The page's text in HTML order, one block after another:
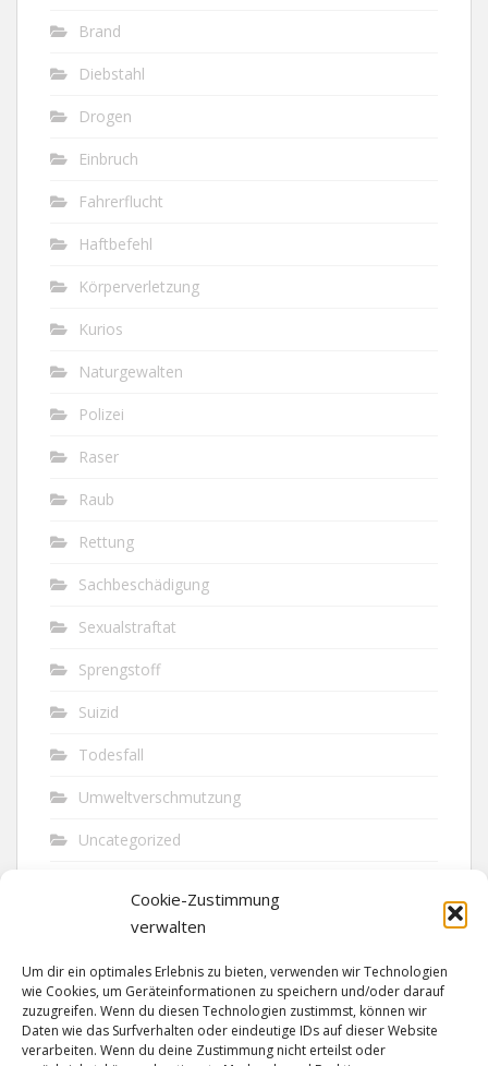
Cookie-Zustimmung
verwalten
Um dir ein optimales Erlebnis zu bieten, verwenden wir Technologien
wie Cookies, um Geräteinformationen zu speichern und/oder darauf
zuzugreifen. Wenn du diesen Technologien zustimmst, können wir
Daten wie das Surfverhalten oder eindeutige IDs auf dieser Website
verarbeiten. Wenn du deine Zustimmung nicht erteilst oder
Brand
Diebstahl
Drogen
Einbruch
Fahrerflucht
Haftbefehl
Körperverletzung
Kurios
Naturgewalten
Polizei
Raser
Raub
Rettung
Sachbeschädigung
Sexualstraftat
Sprengstoff
Suizid
Todesfall
Umweltverschmutzung
Uncategorized
Vandalismus
Verkehr
Verkehrsunfall
Vermisst